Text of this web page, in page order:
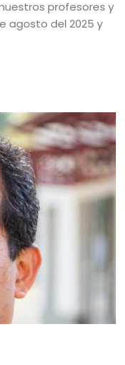
profesores y
agosto del 2025 y